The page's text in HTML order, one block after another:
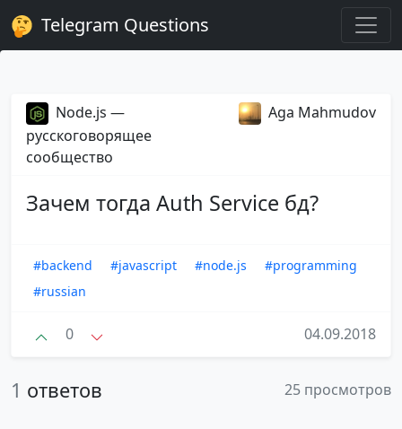
Telegram Questions
Node.js —
русскоговорящее
сообщество
Aga Mahmudov
Зачем тогда Auth Service бд?
#backend #javascript #node.js
#programming
#russian
0 04.09.2018
1 ответов 25 просмотров